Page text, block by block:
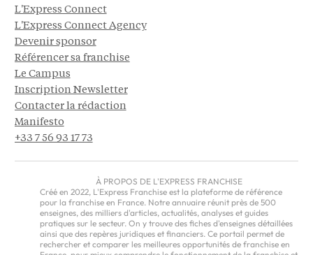
L'Express Connect
L'Express Connect Agency
Devenir sponsor
Référencer sa franchise
Le Campus
Inscription Newsletter
Contacter la rédaction
Manifesto
+33 7 56 93 17 73
À PROPOS DE L'EXPRESS FRANCHISE
Créé en 2022, L'Express Franchise est la plateforme de référence
pour la franchise en France. Notre annuaire réunit près de 500
enseignes, des milliers d'articles, actualités, analyses et guides
pratiques sur le secteur. On y trouve des fiches d'enseignes détaillées
ainsi que des repères juridiques et financiers. Ce portail permet de
rechercher et comparer les meilleures opportunités de franchise en